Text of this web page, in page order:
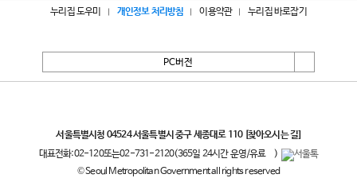
누리집 도우미 개인정보 처리방침 이용약관 누리집 바로잡기
PC버전
서울특별시청 04524 서울특별시 중구 세종대로 110 [찾아오시는 길]
대표전화:02-120또는02-731-2120(365일 24시간 운영/유료
)
© Seoul Metropolitan Government all rights reserved